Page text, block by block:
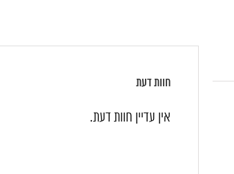
חוות דעת
אין עדיין חוות דעת.